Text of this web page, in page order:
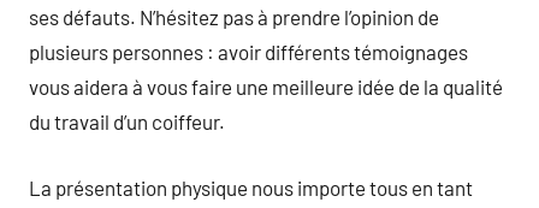
ses défauts. N’hésitez pas à prendre l’opinion de
plusieurs personnes : avoir différents témoignages
vous aidera à vous faire une meilleure idée de la qualité
du travail d’un coiffeur.
La présentation physique nous importe tous en tant